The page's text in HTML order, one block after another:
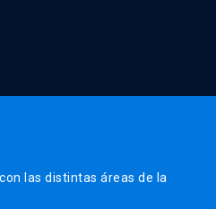
las distintas áreas de la